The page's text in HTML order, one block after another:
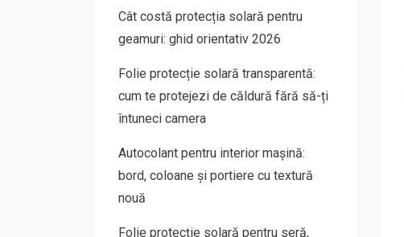
Cât costă protecția solară pentru
geamuri: ghid orientativ 2026
Folie protecție solară transparentă:
cum te protejezi de căldură fără să-ți
întuneci camera
Autocolant pentru interior mașină:
bord, coloane și portiere cu textură
nouă
Folie protecție solară pentru seră,